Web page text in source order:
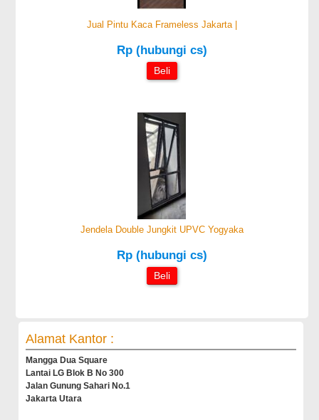
Jual Pintu Kaca Frameless Jakarta |
Rp (hubungi cs)
Beli
Jendela Double Jungkit UPVC Yogyaka
Rp (hubungi cs)
Beli
Alamat Kantor :
Mangga Dua Square
Lantai LG Blok B No 300
Jalan Gunung Sahari No.1
Jakarta Utara